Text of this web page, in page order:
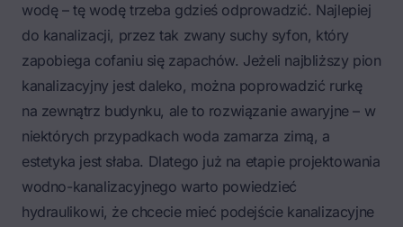
wodę – tę wodę trzeba gdzieś odprowadzić. Najlepiej
do kanalizacji, przez tak zwany suchy syfon, który
zapobiega cofaniu się zapachów. Jeżeli najbliższy pion
kanalizacyjny jest daleko, można poprowadzić rurkę
na zewnątrz budynku, ale to rozwiązanie awaryjne – w
niektórych przypadkach woda zamarza zimą, a
estetyka jest słaba. Dlatego już na etapie projektowania
wodno-kanalizacyjnego warto powiedzieć
hydraulikowi, że chcecie mieć podejście kanalizacyjne